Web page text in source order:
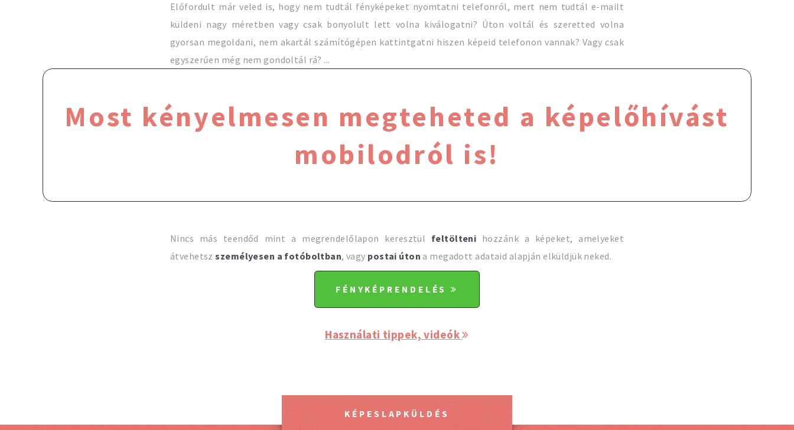
Előfordult már veled is, hogy nem tudtál fényképeket nyomtatni telefonról, mert nem tudtál e-mailt
küldeni nagy méretben vagy csak bonyolult lett volna kiválogatni? Úton voltál és szeretted volna
gyorsan megoldani, nem akartál számítógépen kattintgatni hiszen képeid telefonon vannak? Vagy csak
egyszerűen még nem gondoltál rá? ...
Most kényelmesen megteheted a képelőhívást
mobilodról is!
Nincs más teendőd mint a megrendelőlapon keresztül feltölteni hozzánk a képeket, amelyeket
átvehetszszemélyesen a fotóboltban, vagy postai úton a megadott adataid alapján elküldjük neked.
FÉNYKÉPRENDELÉS
Használati tippek, videók
KÉPESLAPKÜLDÉS